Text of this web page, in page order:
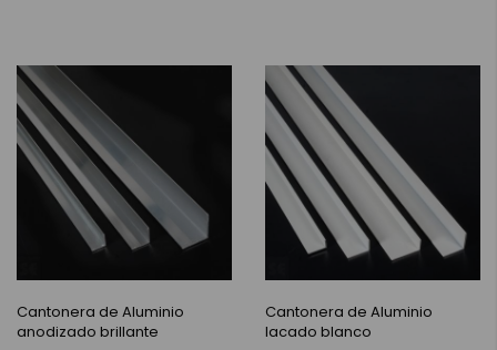
Cantonera de Aluminio
anodizado brillante
Cantonera de Aluminio
lacado blanco